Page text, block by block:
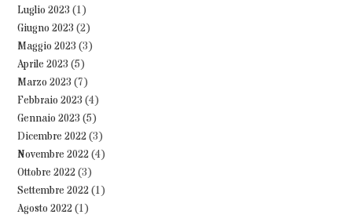
Luglio 2023 (1)
Giugno 2023 (2)
Maggio 2023 (3)
Aprile 2023 (5)
Marzo 2023 (7)
Febbraio 2023 (4)
Gennaio 2023 (5)
Dicembre 2022(3)
Novembre 2022(4)
Ottobre 2022(3)
Settembre 2022(1)
Agosto 2022(1)